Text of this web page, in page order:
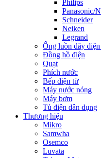
Philips
Panasonic/
Schneider
Neiken
Legrand
Ống luồn dây
Đồng hồ điện
Quạt
Phích nước
Bếp điện từ
Máy nước nóng
Máy bơm
Tủ điện dân dụng
Thương hiệu
Mikro
Samwha
Osemco
Luvata